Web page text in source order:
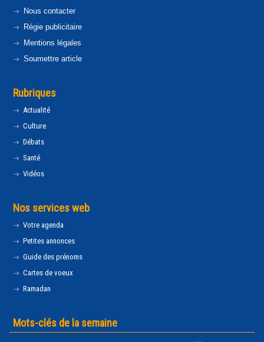
Nous contacter
Régie publicitaire
Mentions légales
Soumettre article
Rubriques
Actualité
Culture
Débats
Santé
Vidéos
Nos services web
Votre agenda
Petites annonces
Guide des prénoms
Cartes de voeux
Ramadan
Mots-clés de la semaine